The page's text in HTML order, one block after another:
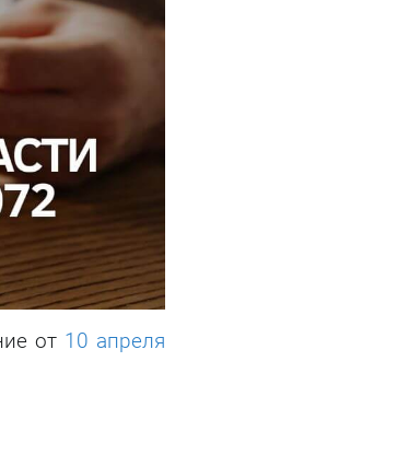
от 10 апреля